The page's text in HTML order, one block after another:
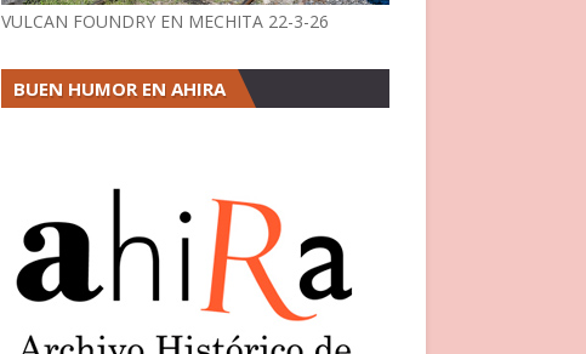
VULCAN FOUNDRY EN MECHITA 22-3-26
BUEN HUMOR EN AHIRA